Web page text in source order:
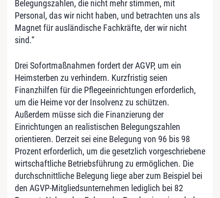
Belegungszahlen, die nicht mehr stimmen, mit
Personal, das wir nicht haben, und betrachten uns als
Magnet für ausländische Fachkräfte, der wir nicht
sind.“
Drei Sofortmaßnahmen fordert der AGVP, um ein
Heimsterben zu verhindern. Kurzfristig seien
Finanzhilfen für die Pflegeeinrichtungen erforderlich,
um die Heime vor der Insolvenz zu schützen.
Außerdem müsse sich die Finanzierung der
Einrichtungen an realistischen Belegungszahlen
orientieren. Derzeit sei eine Belegung von 96 bis 98
Prozent erforderlich, um die gesetzlich vorgeschriebene
wirtschaftliche Betriebsführung zu ermöglichen. Die
durchschnittliche Belegung liege aber zum Beispiel bei
den AGVP-Mitgliedsunternehmen lediglich bei 82